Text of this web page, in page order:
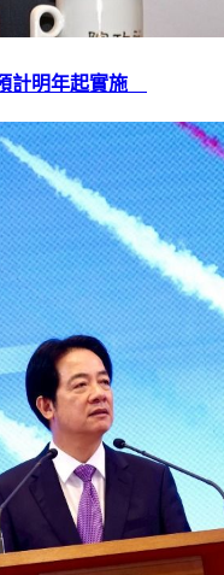
計明年起實施